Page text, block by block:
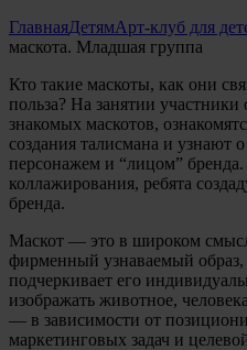
ГлавнаяДетямАрт-клуб для
маскота. Младшая группа
Кто такие маскоты, как они
польза? На занятии
знакомых маскотов,
создания талисмана и
персонажем и “лицом”
коллажирования, ребята
бренда.
Маскот — это в широком
фирменный узнаваемый образ,
подчеркивает его
изображать животное,
— в зависимости от
маркетинговых задач и